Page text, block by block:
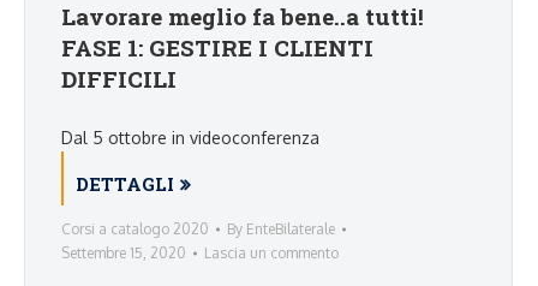
Lavorare meglio fa bene..a tutti!
FASE 1: GESTIRE I CLIENTI
DIFFICILI
Dal 5 ottobre in videoconferenza
DETTAGLI
Corsi a catalogo 2020 By EnteBilaterale
Settembre 15, 2020
Lascia un commento